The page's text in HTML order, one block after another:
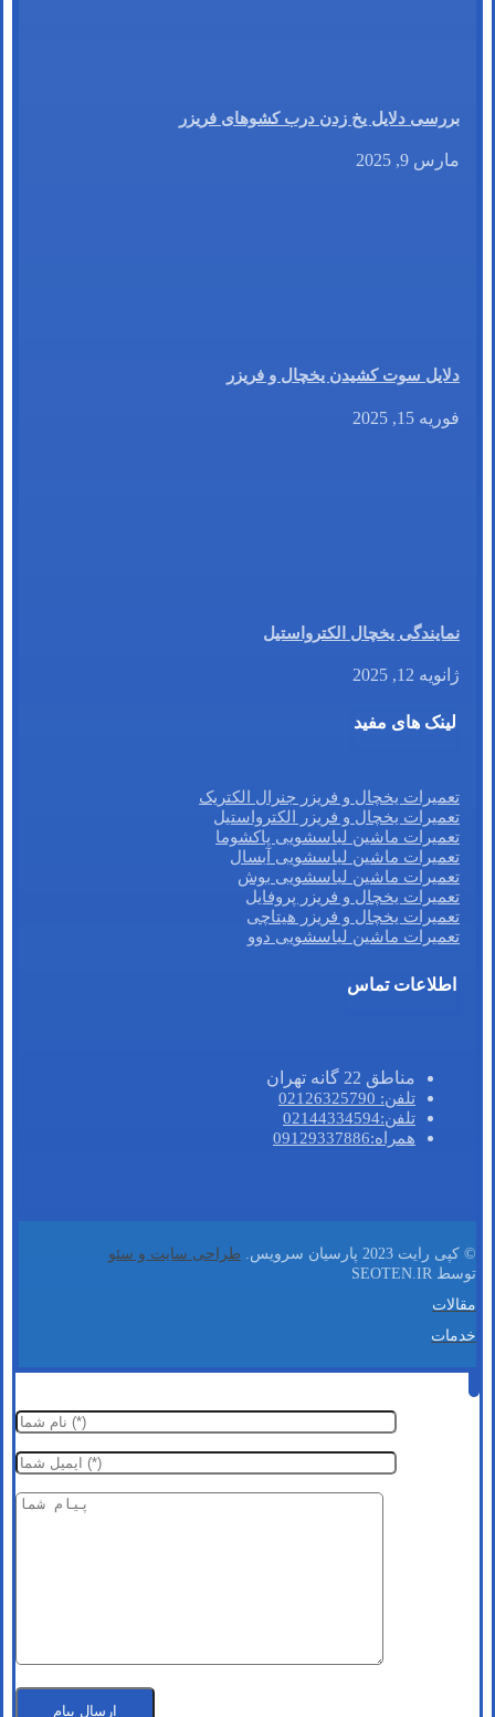
بررسی دلایل یخ زدن درب کشوهای فریزر
مارس 9, 2025
دلایل سوت کشیدن یخچال و فریزر
فوریه 15, 2025
نمایندگی یخچال الکترواستیل
ژانویه 12, 2025
لینک های مفید
تعمیرات یخچال و فریزر جنرال الکتریک
تعمیرات یخچال و فریزر الکترواستیل
تعمیرات ماشین لباسشویی پاکشوما
تعمیرات ماشین لباسشویی آبسال
تعمیرات ماشین لباسشویی بوش
تعمیرات یخچال و فریزر پروفایل
تعمیرات یخچال و فریزر هیتاچی
تعمیرات ماشین لباسشویی دوو
اطلاعات تماس
مناطق 22 گانه تهران
تلفن: 02126325790
تلفن:02144334594
همراه:09129337886
© کپی رایت 2023 پارسیان سرویس.
طراحی سایت و سئو
توسط SEOTEN.IR
مقالات
خدمات